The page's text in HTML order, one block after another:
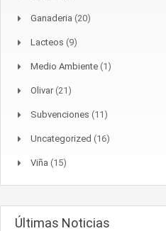
Ganaderia (20)
Lacteos (9)
Medio Ambiente (1)
Olivar(21)
Subvenciones (11)
Uncategorized (16)
Viña (15)
Últimas Noticias